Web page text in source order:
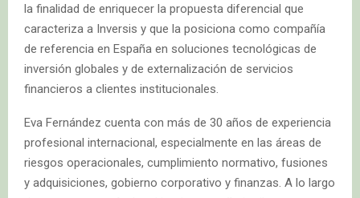
la finalidad de enriquecer la propuesta diferencial que
caracteriza a Inversis y que la posiciona como compañía
de referencia en España en soluciones tecnológicas de
inversión globales y de externalización de servicios
financieros a clientes institucionales.
Eva Fernández cuenta con más de 30 años de experiencia
profesional internacional, especialmente en las áreas de
riesgos operacionales, cumplimiento normativo, fusiones
y adquisiciones, gobierno corporativo y finanzas. A lo largo